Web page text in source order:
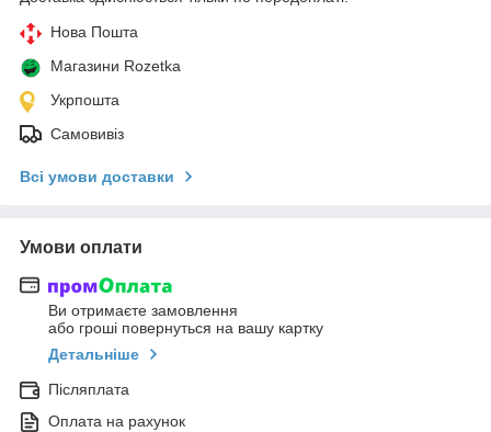
Нова Пошта
Магазини Rozetka
Укрпошта
Самовивіз
Всі умови доставки
Умови оплати
Ви отримаєте замовлення
або гроші повернуться на вашу картку
Детальніше
Післяплата
Оплата на рахунок